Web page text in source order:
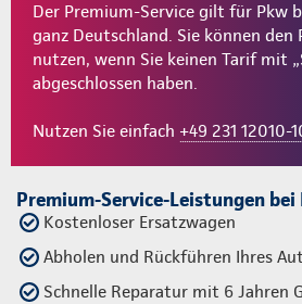
Der Premium-Service gilt für Pkw
ganz Deutschland. Sie können den
nutzen, wenn Sie keinen Tarif mit
abgeschlossen haben.
Nutzen Sie einfach +49 231 12010-
Premium-Service-Leistungen bei
Kostenloser Ersatzwagen
Abholen und Rückführen Ihres
Schnelle Reparatur mit 6 Jahren